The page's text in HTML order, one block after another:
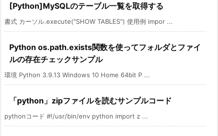
[Python]MySQLのテーブル一覧を取得する
書式 カーソル.execute("SHOW TABLES") 使用例 impor ...
Python os.path.exists関数を使ってフォルダとファイ
ルの存在チェックサンプル
環境 Python 3.9.13 Windows 10 Home 64bit P ...
「python」zipファイルを読むサンプルコード
pythonコード #!/usr/bin/env python import z ...